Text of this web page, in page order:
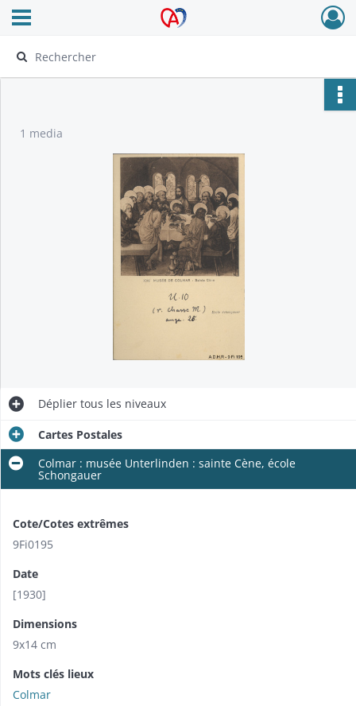
Archives Alsace - Colmar
Ouvrir le menu déroulant
1 media
Déplier tous les niveaux
Cartes Postales
Colmar : musée Unterlinden : sainte Cène, école
Schongauer
Cote/Cotes extrêmes
9Fi0195
Date
[1930]
Dimensions
9x14 cm
Mots clés lieux
Colmar